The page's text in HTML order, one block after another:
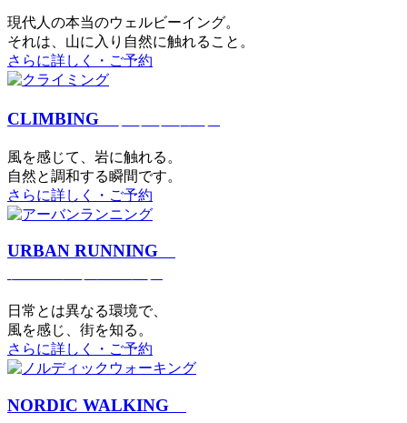
現代⼈の本当のウェルビーイング。
それは、⼭に⼊り⾃然に触れること。
さらに詳しく・ご予約
CLIMBING
⾵を感じて、岩に触れる。
⾃然と調和する瞬間です。
さらに詳しく・ご予約
URBAN RUNNING
日常とは異なる環境で、
風を感じ、街を知る。
さらに詳しく・ご予約
NORDIC WALKING